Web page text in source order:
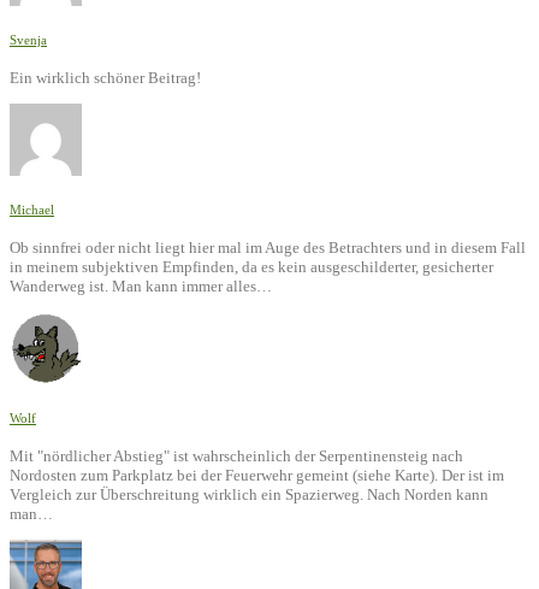
Svenja
Ein wirklich schöner Beitrag!
Michael
Ob sinnfrei oder nicht liegt hier mal im Auge des Betrachters und in diesem Fall
in meinem subjektiven Empfinden, da es kein ausgeschilderter, gesicherter
Wanderweg ist. Man kann immer alles…
Wolf
Mit "nördlicher Abstieg" ist wahrscheinlich der Serpentinensteig nach
Nordosten zum Parkplatz bei der Feuerwehr gemeint (siehe Karte). Der ist im
Vergleich zur Überschreitung wirklich ein Spazierweg. Nach Norden kann
man…